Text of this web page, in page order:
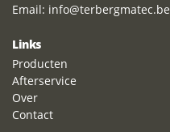
Email: info@terbergmatec.be
Links
Producten
Afterservice
Over
Contact